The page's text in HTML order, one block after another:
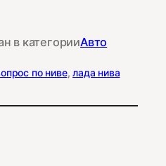
в категорииАвто
по ниве, лада нива